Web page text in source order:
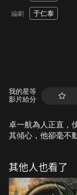
編劇 于仁泰
我的星等
影片給分
卓一航為人正直，
其傾心，他卻毫不
覺練霓裳正是當年
互許終身。但武當
霓裳離去，練霓裳
其他人也看了